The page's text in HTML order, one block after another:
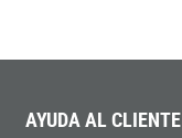
AYUDA AL CLIENTE